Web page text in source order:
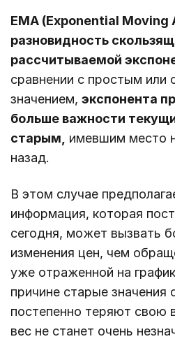
EMA (Exponential
разновидность
рассчитываемой
сравнении с простым или
значением, экспонента
больше важности
старым,
имевшим место
назад.
В этом случае
информация, которая
сегодня, может вызвать
изменения цен, чем
уже отраженной на
причине старые значения
постепенно теряют свою
вес не станет очень